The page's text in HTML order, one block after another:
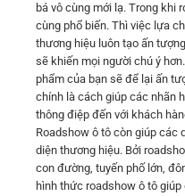
bá vô cùng mới lạ. Trong khi
cùng phổ biến. Thì việc lựa
thương hiệu luôn tạo ấn
sẽ khiến mọi người chú ý
phẩm của bạn sẽ để lại ấn
chính là cách giúp các nhãn
thông điệp đến với khách
Roadshow ô tô còn giúp các
diện thương hiệu. Bởi
con đường, tuyến phố lớn,
hình thức roadshow ô tô